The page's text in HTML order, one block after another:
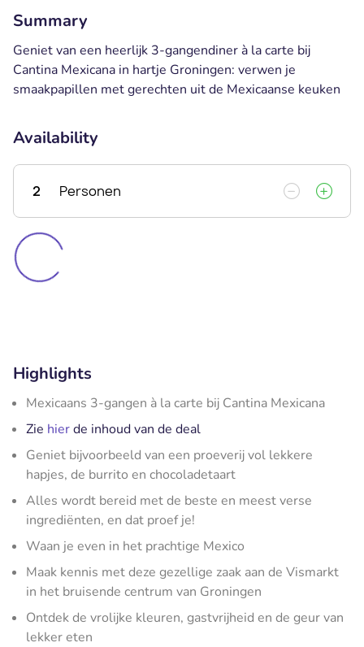
Summary
Geniet van een heerlijk 3-gangendiner à la carte bij
Cantina Mexicana in hartje Groningen: verwen je
smaakpapillen met gerechten uit de Mexicaanse keuken
Availability
2 Personen
Highlights
Mexicaans 3-gangen à la carte bij Cantina Mexicana
Zie hierde inhoud van de deal
Geniet bijvoorbeeld van een proeverij vol lekkere
hapjes, de burrito en chocoladetaart
Alles wordt bereid met de beste en meest verse
ingrediënten, en dat proef je!
Waan je even in het prachtige Mexico
Maak kennis met deze gezellige zaak aan de Vismarkt
in het bruisende centrum van Groningen
Ontdek de vrolijke kleuren, gastvrijheid en de geur van
lekker eten